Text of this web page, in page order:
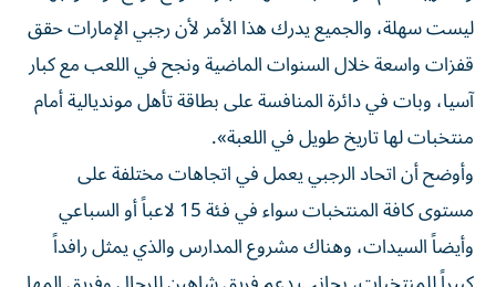
ليست سهلة، والجميع يدرك هذا الأمر لأن رجبي الإمارات حقق
قفزات واسعة خلال السنوات الماضية ونجح في اللعب مع كبار
آسيا، وبات في دائرة المنافسة على بطاقة تأهل مونديالية أمام
منتخبات لها تاريخ طويل في اللعبة».
وأوضح أن اتحاد الرجبي يعمل في اتجاهات مختلفة على
مستوى كافة المنتخبات سواء في فئة 15 لاعباً أو السباعي
وأيضاً السيدات، وهناك مشروع المدارس والذي يمثل رافداً